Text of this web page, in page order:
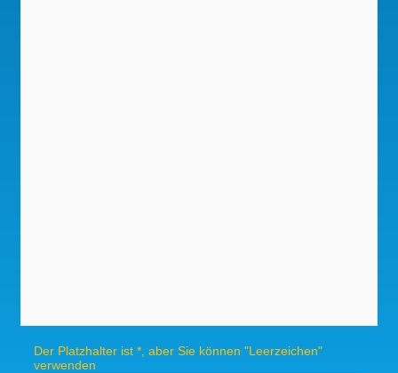
Der Platzhalter ist *, aber Sie können "Leerzeichen"
verwenden